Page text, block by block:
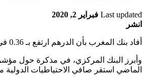
Last updated فبراير 2, 2020
انشر
أفاد بنك المغرب بأن الدرهم ارتفع بـ 0.36 في المائة مقابل الأورو، وانخفض بـ 0.41 في المائة مقابل الدولار، وذلك خلال الفترة ما بين 23 و29 يناير الجاري.
الماضي استقر صافي الاحتياطيات الدولية من أسبوع إلى آخر عند 243.9 مليار